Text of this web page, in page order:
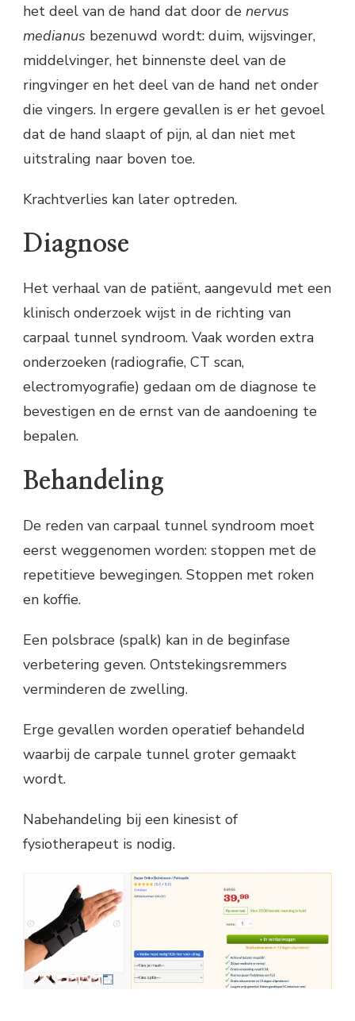
het deel van de hand dat door de nervus
medianus bezenuwd wordt: duim, wijsvinger,
middelvinger, het binnenste deel van de
ringvinger en het deel van de hand net onder
die vingers. In ergere gevallen is er het gevoel
dat de hand slaapt of pijn, al dan niet met
uitstraling naar boven toe.
Krachtverlies kan later optreden.
Diagnose
Het verhaal van de patiënt, aangevuld met een
klinisch onderzoek wijst in de richting van
carpaal tunnel syndroom. Vaak worden extra
onderzoeken (radiografie, CT scan,
electromyografie) gedaan om de diagnose te
bevestigen en de ernst van de aandoening te
bepalen.
Behandeling
De reden van carpaal tunnel syndroom moet
eerst weggenomen worden: stoppen met de
repetitieve bewegingen. Stoppen met roken
en koffie.
Een polsbrace (spalk) kan in de beginfase
verbetering geven. Ontstekingsremmers
verminderen de zwelling.
Erge gevallen worden operatief behandeld
waarbij de carpale tunnel groter gemaakt
wordt.
Nabehandeling bij een kinesist of
fysiotherapeut is nodig.